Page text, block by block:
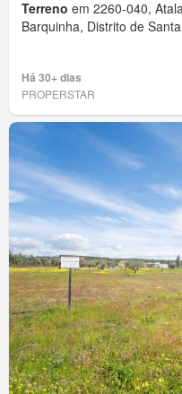
Terreno em 2260-040,
Barquinha, Distrito de
Há 30+ dias
PROPERSTAR